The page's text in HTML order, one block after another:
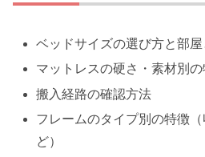
ベッドサイズの選び方と部屋
マットレスの硬さ・素材別
搬入経路の確認方法
フレームのタイプ別の特徴
ど）